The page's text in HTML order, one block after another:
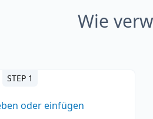
Wie
STEP 1
oder einfügen